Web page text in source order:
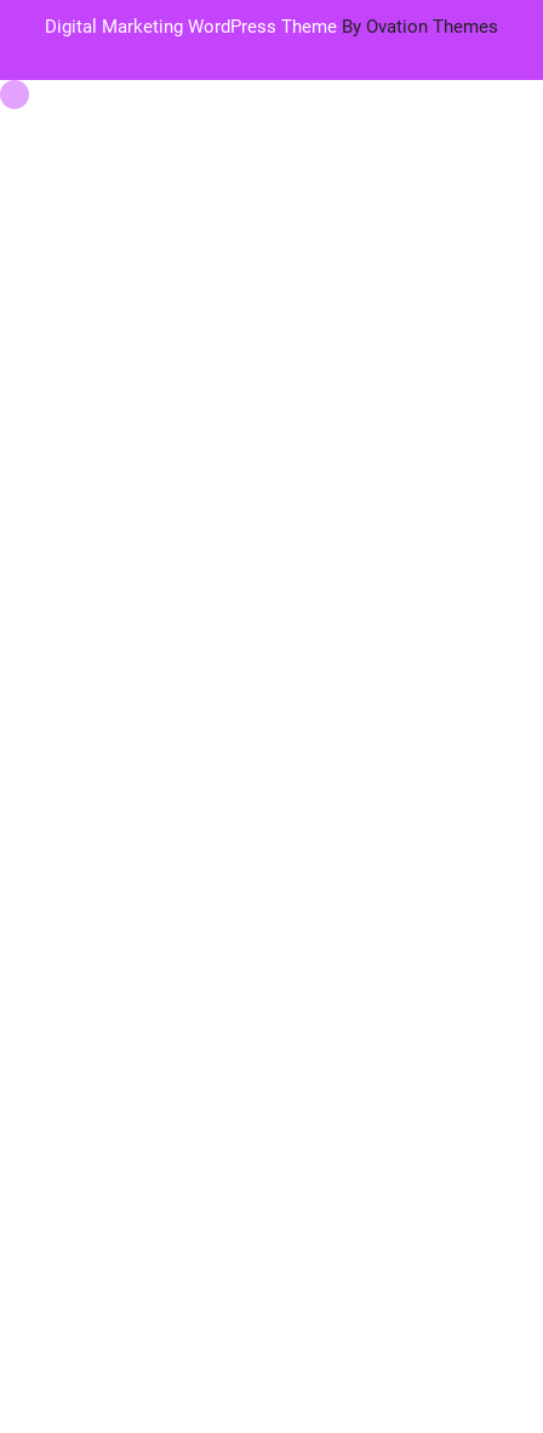
Digital Marketing WordPress Theme By Ovation Themes